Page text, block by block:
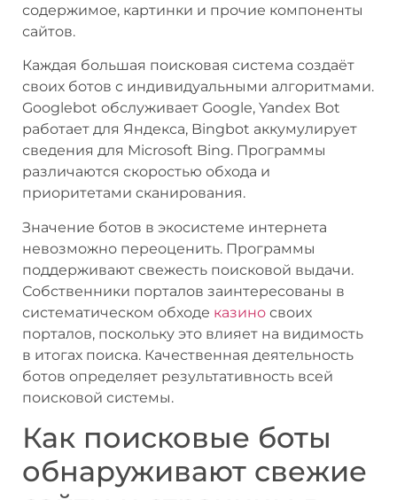
содержимое, картинки и прочие компоненты
сайтов.
Каждая большая поисковая система создаёт
своих ботов с индивидуальными алгоритмами.
Googlebot обслуживает Google, Yandex Bot
работает для Яндекса, Bingbot аккумулирует
сведения для Microsoft Bing. Программы
различаются скоростью обхода и
приоритетами сканирования.
Значение ботов в экосистеме интернета
невозможно переоценить. Программы
поддерживают свежесть поисковой выдачи.
Собственники порталов заинтересованы в
систематическом обходе казино своих
порталов, поскольку это влияет на видимость
в итогах поиска. Качественная деятельность
ботов определяет результативность всей
поисковой системы.
Как поисковые боты
обнаруживают свежие